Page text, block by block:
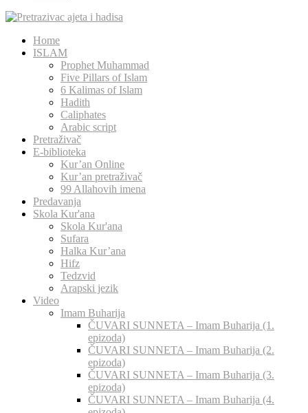
Home
ISLAM
Prophet Muhammad
Five Pillars of Islam
6 Kalimas of Islam
Hadith
Caliphates
Arabic script
Pretraživač
E-biblioteka
Kur’an Online
Kur’an pretraživač
99 Allahovih imena
Predavanja
Skola Kur'ana
Skola Kur'ana
Sufara
Halka Kur’ana
Hifz
Tedzvid
Arapski jezik
Video
Imam Buharija
ČUVARI SUNNETA – Imam Buharija (1.
epizoda)
ČUVARI SUNNETA – Imam Buharija (2.
epizoda)
ČUVARI SUNNETA – Imam Buharija (3.
epizoda)
ČUVARI SUNNETA – Imam Buharija (4.